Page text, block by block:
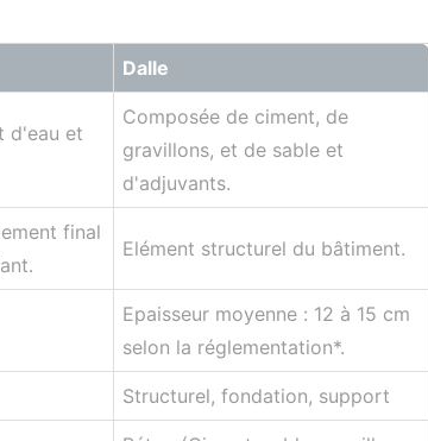
Dalle
d'eau et
Composée de ciment, de
gravillons, et de sable et
d'adjuvants.
final
Elément structurel du bâtiment.
Epaisseur moyenne : 12 à 15 cm
selon la réglementation*.
Structurel, fondation, support